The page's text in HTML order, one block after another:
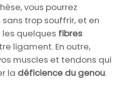
vous pourrez
sans trop souffrir, et en
quelques fibres
ligament. En outre,
muscles et tendons qui
la déficience du genou.